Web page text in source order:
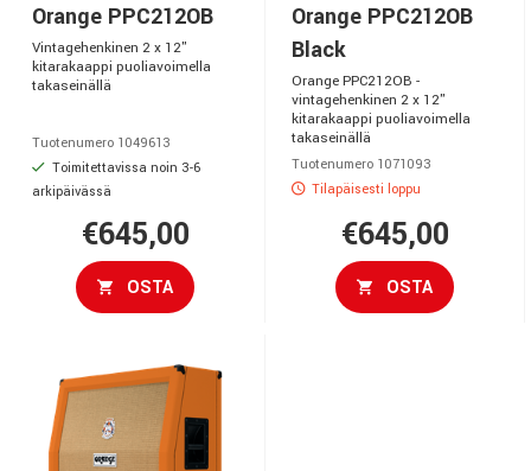
Orange PPC212OB
Vintagehenkinen 2 x 12"
kitarakaappi puoliavoimella
takaseinällä
Tuotenumero 1049613
Toimitettavissa noin 3-6
arkipäivässä
€645,00
OSTA
Orange PPC212OB
Black
Orange PPC212OB -
vintagehenkinen 2 x 12"
kitarakaappi puoliavoimella
takaseinällä
Tuotenumero 1071093
Tilapäisesti loppu
€645,00
OSTA